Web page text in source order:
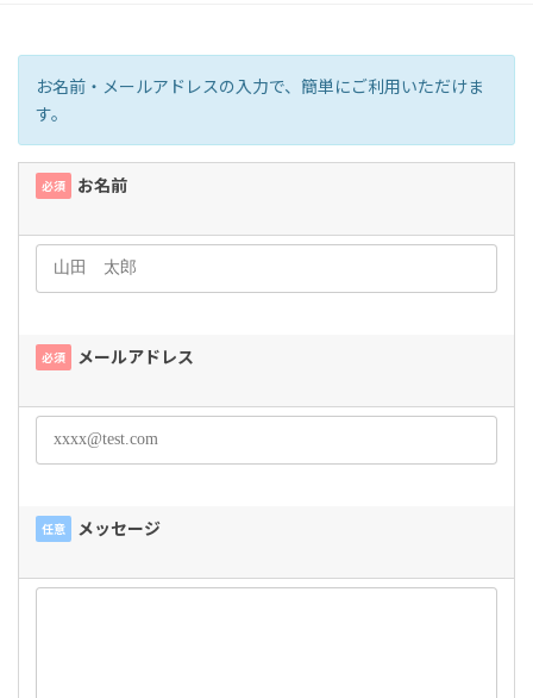
お名前・メールアドレスの入力で、簡単にご利用いただけま
す。
必須 お名前
必須 メールアドレス
任意 メッセージ